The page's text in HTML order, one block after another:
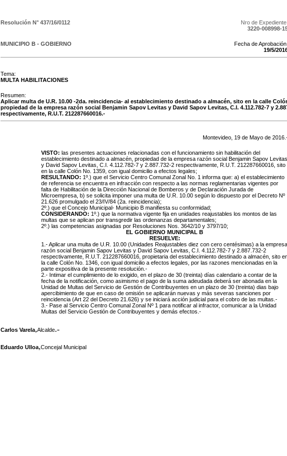
Resolución N° 437/16/0112
Nro de
3220-008998-
MUNICIPIO B - GOBIERNO
Fecha de
19/5/
Tema:
MULTA HABILITACIONES
Resumen:
Aplicar multa de U.R. 10.00 -2da. reincidencia- al establecimiento destinado a almacén, sito en la calle
propiedad de la empresa razón social Benjamin Sapov Levitas y David Sapov Levitas, C.I. 4.112.782-7 y
respectivamente, R.U.T. 212287660016.-
Montevideo, 19 de Mayo de 2016
VISTO: las presentes actuaciones relacionadas con el funcionamiento sin habilitación del
establecimiento destinado a almacén, propiedad de la empresa razón social Benjamin Sapov Levitas
y David Sapov Levitas, C.I. 4.112.782-7 y 2.887.732-2 respectivamente, R.U.T. 212287660016, sito
en la calle Colón No. 1359, con igual domicilio a efectos legales;
RESULTANDO: 1º.) que el Servicio Centro Comunal Zonal No. 1 informa que: a) el establecimiento
de referencia se encuentra en infracción con respecto a las normas reglamentarias vigentes por
falta de Habilitación de la Dirección Nacional de Bomberos y de Declaración Jurada de
Microempresa, b) se solicita imponer una multa de U.R. 10.00 según lo dispuesto por el Decreto Nº
21.626 promulgado el 23/IV/84 (2a. reincidencia);
2º.) que el Concejo Municipal- Municipio B manifiesta su conformidad;
CONSIDERANDO: 1º.) que la normativa vigente fija en unidades reajustables los montos de las
multas que se aplican por transgredir las ordenanzas departamentales;
2º.) las competencias asignadas por Resoluciones Nos. 3642/10 y 3797/10;
EL GOBIERNO MUNICIPAL B
RESUELVE:
1.- Aplicar una multa de U.R. 10.00 (Unidades Reajustables diez con cero centésimas) a la empresa
razón social Benjamin Sapov Levitas y David Sapov Levitas, C.I. 4.112.782-7 y 2.887.732-2
respectivamente, R.U.T. 212287660016, propietaria del establecimiento destinado a almacén, sito
la calle Colón No. 1346, con igual domicilio a efectos legales, por las razones mencionadas en la
parte expositiva de la presente resolución.-
2.- Intimar el cumplimiento de lo exigido, en el plazo de 30 (treinta) días calendario a contar de la
fecha de la notificación, como asimismo el pago de la suma adeudada deberá ser abonada en la
Unidad de Multas del Servicio de Gestión de Contribuyentes en un plazo de 30 (treinta) dias bajo
apercibimiento de que en caso de omisión se aplicarán nuevas y más severas sanciones por
reincidencia (Art 22 del Decreto 21.626) y se iniciará acción judicial para el cobro de las multas.-
3.- Pase al Servicio Centro Comunal Zonal Nº 1 para notificar al infractor, comunicar a la Unidad
Multas del Servicio Gestión de Contribuyentes y demás efectos.-
Carlos Varela,Alcalde.-
Eduardo Ulloa,Concejal Municipal